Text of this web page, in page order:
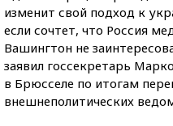
изменит свой подход к
если сочтет, что Россия
Вашингтон не
заявил госсекретарь
в Брюсселе по итогам
внешнеполитических